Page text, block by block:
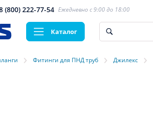
(800) 222-77-54 Ежедневно с 9:00 до 18:00
Каталог
› Фитинги для ПНД труб › Джилекс ›